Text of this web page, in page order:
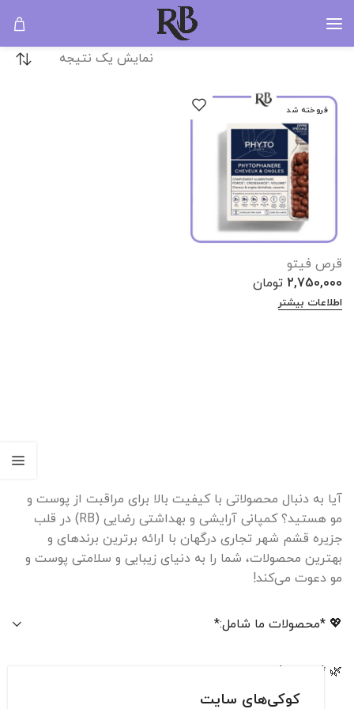
خانه
نمایش یک نتیجه
فروخته شد
قرص فیتو
2,750,000 تومان
اطلاعات بیشتر
آیا به دنبال محصولاتی با کیفیت بالا برای مراقبت از پوست و
مو هستید؟ کمپانی آرایشی و بهداشتی رضایی (RB) در قلب
جزیره قشم شهر تجاری درگهان با ارائه برترین برندهای و
بهترین محصولات، شما را به دنیای زیبایی و سلامتی پوست و
مو دعوت می‌کند!
💖 *محصولات ما شامل:*
🌿 *چرا ما؟*
کوکی‌های سایت